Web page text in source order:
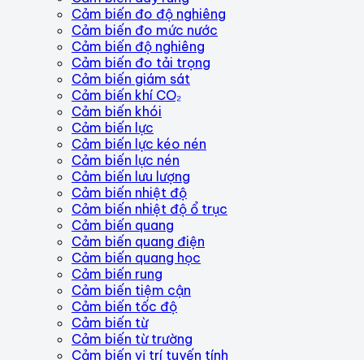
Cảm biến đo độ nghiêng
Cảm biến đo mức nước
Cảm biến độ nghiêng
Cảm biến đo tải trọng
Cảm biến giám sát
Cảm biến khí CO₂
Cảm biến khói
Cảm biến lực
Cảm biến lực kéo nén
Cảm biến lực nén
Cảm biến lưu lượng
Cảm biến nhiệt độ
Cảm biến nhiệt độ ổ trục
Cảm biến quang
Cảm biến quang điện
Cảm biến quang học
Cảm biến rung
Cảm biến tiệm cận
Cảm biến tốc độ
Cảm biến từ
Cảm biến từ trường
Cảm biến vị trí tuyến tính